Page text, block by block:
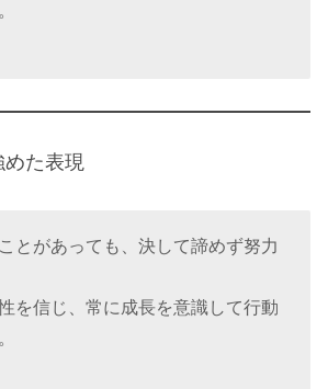
た表現
とがあっても、決して諦めず努力
を信じ、常に成長を意識して行動